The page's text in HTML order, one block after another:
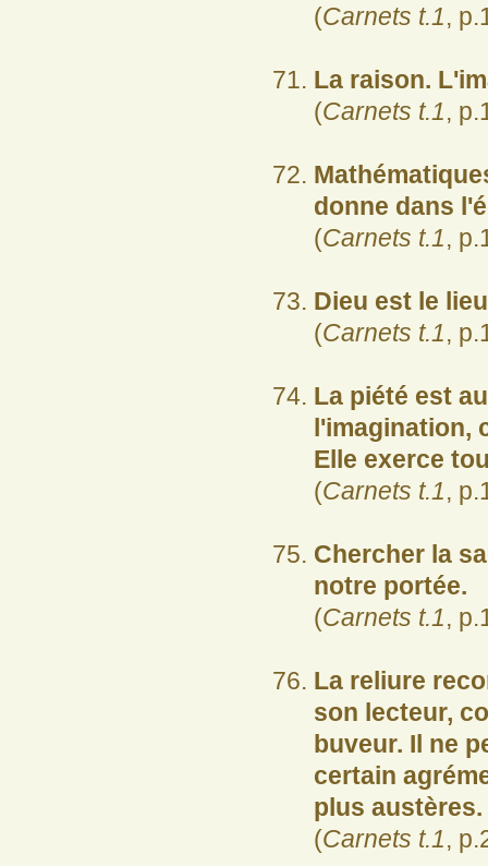
(Carnets t.1,
La raison.
(Carnets t.1,
donne dans
(Carnets t.1,
Dieu est le
(Carnets t.1,
La piété est
l'imagination,
Elle exerce
(Carnets t.1,
Chercher la
notre portée.
(Carnets t.1,
La reliure
son lecteur,
buveur. Il ne
certain
plus austères.
(Carnets t.1,